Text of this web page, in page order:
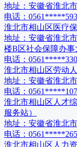
地址： 安徽省淮北
电话： 0561*****593
淮北市相山区医疗
地址： 安徽省淮北
楼B区社会保障办
电话： 0561*****330
淮北市相山区劳动
地址： 安徽省淮北
电话： 0561*****107
淮北市相山区人才
服务站）
地址： 安徽省淮北
电话： 0561*****265
淮北市相山区人力